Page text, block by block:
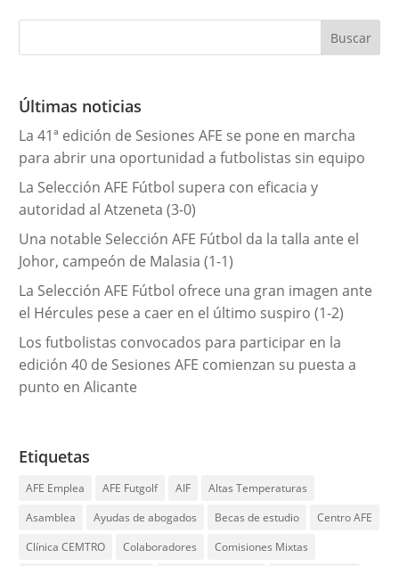
g
r
a
s
Últimas noticias
La 41ª edición de Sesiones AFE se pone en marcha
para abrir una oportunidad a futbolistas sin equipo
La Selección AFE Fútbol supera con eficacia y
autoridad al Atzeneta (3-0)
Una notable Selección AFE Fútbol da la talla ante el
Johor, campeón de Malasia (1-1)
La Selección AFE Fútbol ofrece una gran imagen ante
el Hércules pese a caer en el último suspiro (1-2)
Los futbolistas convocados para participar en la
edición 40 de Sesiones AFE comienzan su puesta a
punto en Alicante
Etiquetas
AFE Emplea AFE Futgolf AIF
Altas Temperaturas
Asamblea
Ayudas de abogados Becas de estudio
Centro AFE
Clínica CEMTRO
Colaboradores
Comisiones Mixtas